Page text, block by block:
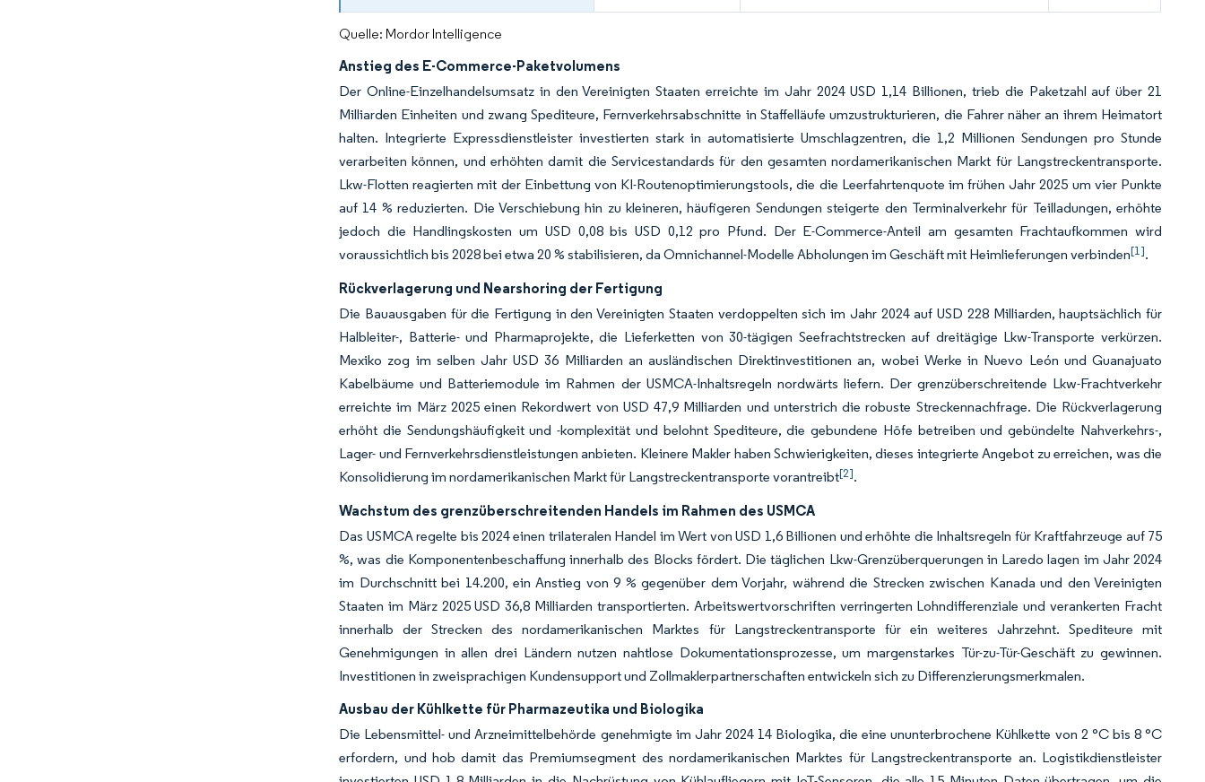
Quelle: Mordor Intelligence
Anstieg des E-Commerce-Paketvolumens
Der Online-Einzelhandelsumsatz in den Vereinigten Staaten erreichte im Jahr 2024 USD 1,14 Billionen, trieb die Paketzahl auf über 21
Milliarden Einheiten und zwang Spediteure, Fernverkehrsabschnitte in Staffelläufe umzustrukturieren, die Fahrer näher an ihrem Heimatort
halten. Integrierte Expressdienstleister investierten stark in automatisierte Umschlagzentren, die 1,2 Millionen Sendungen pro Stunde
verarbeiten können, und erhöhten damit die Servicestandards für den gesamten nordamerikanischen Markt für Langstreckentransporte.
Lkw-Flotten reagierten mit der Einbettung von KI-Routenoptimierungstools, die die Leerfahrtenquote im frühen Jahr 2025 um vier Punkte
auf 14 % reduzierten. Die Verschiebung hin zu kleineren, häufigeren Sendungen steigerte den Terminalverkehr für Teilladungen, erhöhte
jedoch die Handlingskosten um USD 0,08 bis USD 0,12 pro Pfund. Der E-Commerce-Anteil am gesamten Frachtaufkommen wird
voraussichtlich bis 2028 bei etwa 20 % stabilisieren, da Omnichannel-Modelle Abholungen im Geschäft mit Heimlieferungen verbinden[1].
Rückverlagerung und Nearshoring der Fertigung
Die Bauausgaben für die Fertigung in den Vereinigten Staaten verdoppelten sich im Jahr 2024 auf USD 228 Milliarden, hauptsächlich für
Halbleiter-, Batterie- und Pharmaprojekte, die Lieferketten von 30-tägigen Seefrachtstrecken auf dreitägige Lkw-Transporte verkürzen.
Mexiko zog im selben Jahr USD 36 Milliarden an ausländischen Direktinvestitionen an, wobei Werke in Nuevo León und Guanajuato
Kabelbäume und Batteriemodule im Rahmen der USMCA-Inhaltsregeln nordwärts liefern. Der grenzüberschreitende Lkw-Frachtverkehr
erreichte im März 2025 einen Rekordwert von USD 47,9 Milliarden und unterstrich die robuste Streckennachfrage. Die Rückverlagerung
erhöht die Sendungshäufigkeit und -komplexität und belohnt Spediteure, die gebundene Höfe betreiben und gebündelte Nahverkehrs-,
Lager- und Fernverkehrsdienstleistungen anbieten. Kleinere Makler haben Schwierigkeiten, dieses integrierte Angebot zu erreichen, was die
Konsolidierung im nordamerikanischen Markt für Langstreckentransporte vorantreibt[2].
Wachstum des grenzüberschreitenden Handels im Rahmen des USMCA
Das USMCA regelte bis 2024 einen trilateralen Handel im Wert von USD 1,6 Billionen und erhöhte die Inhaltsregeln für Kraftfahrzeuge auf 75
%, was die Komponentenbeschaffung innerhalb des Blocks fördert. Die täglichen Lkw-Grenzüberquerungen in Laredo lagen im Jahr 2024
im Durchschnitt bei 14.200, ein Anstieg von 9 % gegenüber dem Vorjahr, während die Strecken zwischen Kanada und den Vereinigten
Staaten im März 2025 USD 36,8 Milliarden transportierten. Arbeitswertvorschriften verringerten Lohndifferenziale und verankerten Fracht
innerhalb der Strecken des nordamerikanischen Marktes für Langstreckentransporte für ein weiteres Jahrzehnt. Spediteure mit
Genehmigungen in allen drei Ländern nutzen nahtlose Dokumentationsprozesse, um margenstarkes Tür-zu-Tür-Geschäft zu gewinnen.
Investitionen in zweisprachigen Kundensupport und Zollmaklerpartnerschaften entwickeln sich zu Differenzierungsmerkmalen.
Ausbau der Kühlkette für Pharmazeutika und Biologika
Die Lebensmittel- und Arzneimittelbehörde genehmigte im Jahr 2024 14 Biologika, die eine ununterbrochene Kühlkette von 2 °C bis 8 °C
erfordern, und hob damit das Premiumsegment des nordamerikanischen Marktes für Langstreckentransporte an. Logistikdienstleister